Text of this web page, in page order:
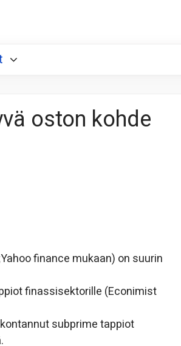
oston kohde
finance mukaan) on suurin
finassisektorille (Econimist
subprime tappiot